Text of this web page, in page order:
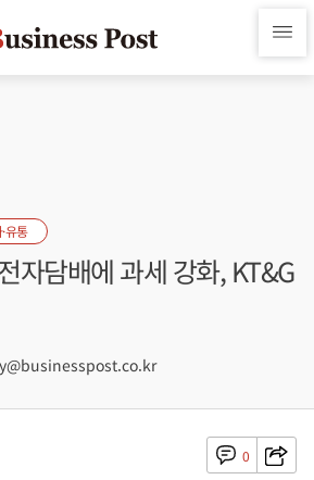
유통
자담배에 과세 강화, KT&G
0